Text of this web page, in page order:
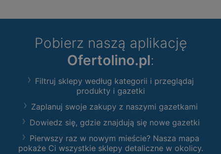
Pobierz naszą aplikację
Ofertolino.pl:
Filtruj sklepy według kategorii i przeglądaj
produkty i gazetki
Zaplanuj swoje zakupy z naszymi gazetkami
Dowiedz się, gdzie znajdują się nowe gazetki
Pierwszy raz w nowym mieście? Nasza mapa
pokaże Ci wszystkie sklepy detaliczne w okolicy.